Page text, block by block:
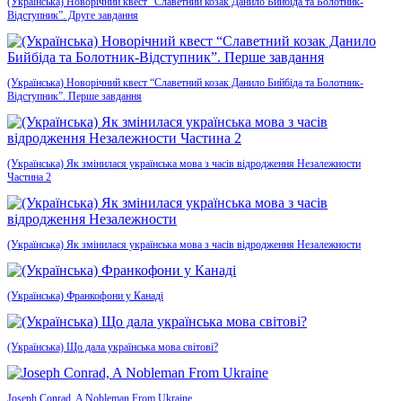
Відступник”. Друге завдання
(Українська) Новорічний квест “Славетний козак Данило Бийбіда та Болотник-
Відступник”. Перше завдання
(Українська) Як змінилася українська мова з часів відродження Незалежности
Частина 2
(Українська) Як змінилася українська мова з часів відродження Незалежности
(Українська) Франкофони у Канаді
(Українська) Що дала українська мова світові?